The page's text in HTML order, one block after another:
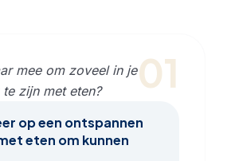
01
mee om zoveel in je
zijn met eten?
op een ontspannen
eten om kunnen